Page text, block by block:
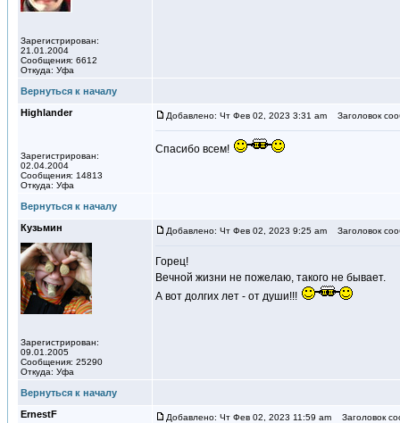
Зарегистрирован:
21.01.2004
Сообщения: 6612
Откуда: Уфа
Вернуться к началу
Highlander
Зарегистрирован:
02.04.2004
Сообщения: 14813
Откуда: Уфа
Добавлено: Чт Фев 02, 2023 3:31 am Заголовок
Спасибо всем!
Вернуться к началу
Кузьмин
Зарегистрирован:
09.01.2005
Сообщения: 25290
Откуда: Уфа
Добавлено: Чт Фев 02, 2023 9:25 am Заголовок
Горец!
Вечной жизни не пожелаю, такого не бывает.
А вот долгих лет - от души!!!
Вернуться к началу
ErnestF
Добавлено: Чт Фев 02, 2023 11:59 am Заголовок